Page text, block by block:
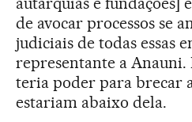
de avocar processos se
judiciais de todas essas
representante a Anauni.
teria poder para brecar
estariam abaixo dela.